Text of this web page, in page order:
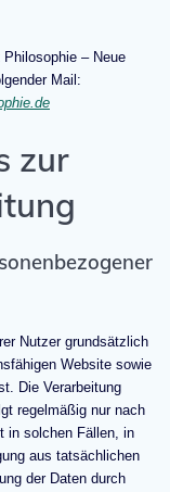
– Neue
Mail:
zur
Nutzer grundsätzlich
Website sowie
Die Verarbeitung
regelmäßig nur nach
in solchen Fällen, in
aus tatsächlichen
der Daten durch